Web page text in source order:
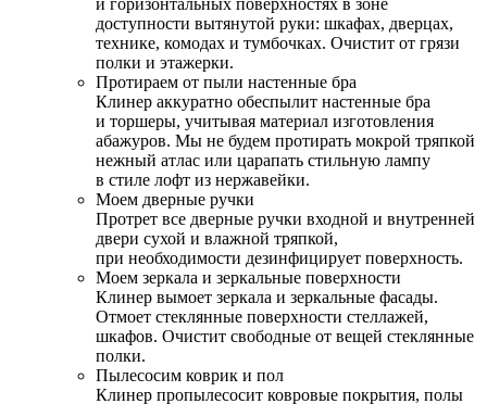
доступности вытянутой руки: шкафах, дверцах,
технике, комодах и тумбочках. Очистит от грязи
полки и этажерки.
Протираем от пыли настенные бра
Клинер аккуратно обеспылит настенные бра
и торшеры, учитывая материал изготовления
абажуров. Мы не будем протирать мокрой тряпкой
нежный атлас или царапать стильную лампу
в стиле лофт из нержавейки.
Моем дверные ручки
Протрет все дверные ручки входной и внутренней
двери сухой и влажной тряпкой,
при необходимости дезинфицирует поверхность.
Моем зеркала и зеркальные поверхности
Клинер вымоет зеркала и зеркальные фасады.
Отмоет стеклянные поверхности стеллажей,
шкафов. Очистит свободные от вещей стеклянные
полки.
Пылесосим коврик и пол
Клинер пропылесосит ковровые покрытия, полы